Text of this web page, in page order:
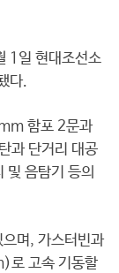
1일 현대조선소
다.
함포 2문과
과 단거리 대공
음탐기 등의
며, 가스터빈과
로 고속 기동할